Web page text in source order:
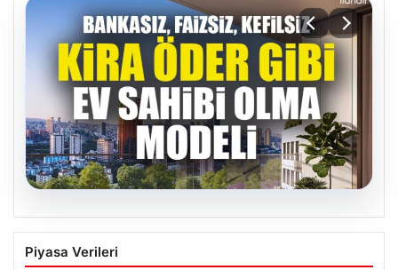
04.08.2026
DAP Yapı’dan bir ilk! Emlak Konut
güvencesi Dap vizyonuyla kendi
Piyasa Verileri